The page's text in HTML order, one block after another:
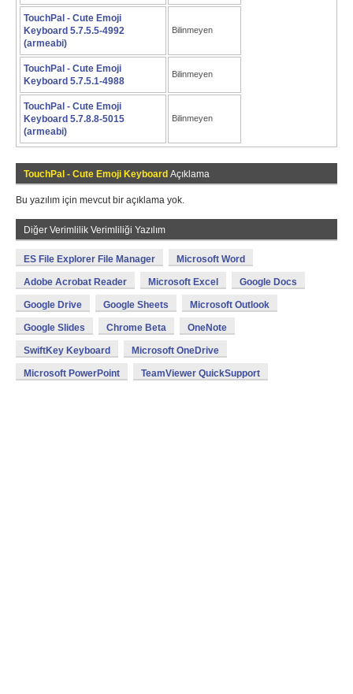
TouchPal - Cute Emoji
Keyboard 5.7.5.5-4992
(armeabi)
Bilinmeyen
TouchPal - Cute Emoji
Keyboard 5.7.5.1-4988
Bilinmeyen
TouchPal - Cute Emoji
Keyboard 5.7.8.8-5015
(armeabi)
Bilinmeyen
TouchPal - Cute Emoji Keyboard Açıklama
Bu yazılım için mevcut bir açıklama yok.
Diğer Verimlilik Verimliliği Yazılım
ES File Explorer File Manager Microsoft Word
Adobe Acrobat Reader Microsoft Excel Google Docs
Google Drive Google Sheets Microsoft Outlook
Google Slides Chrome Beta OneNote
SwiftKey Keyboard Microsoft OneDrive
Microsoft PowerPoint TeamViewer QuickSupport